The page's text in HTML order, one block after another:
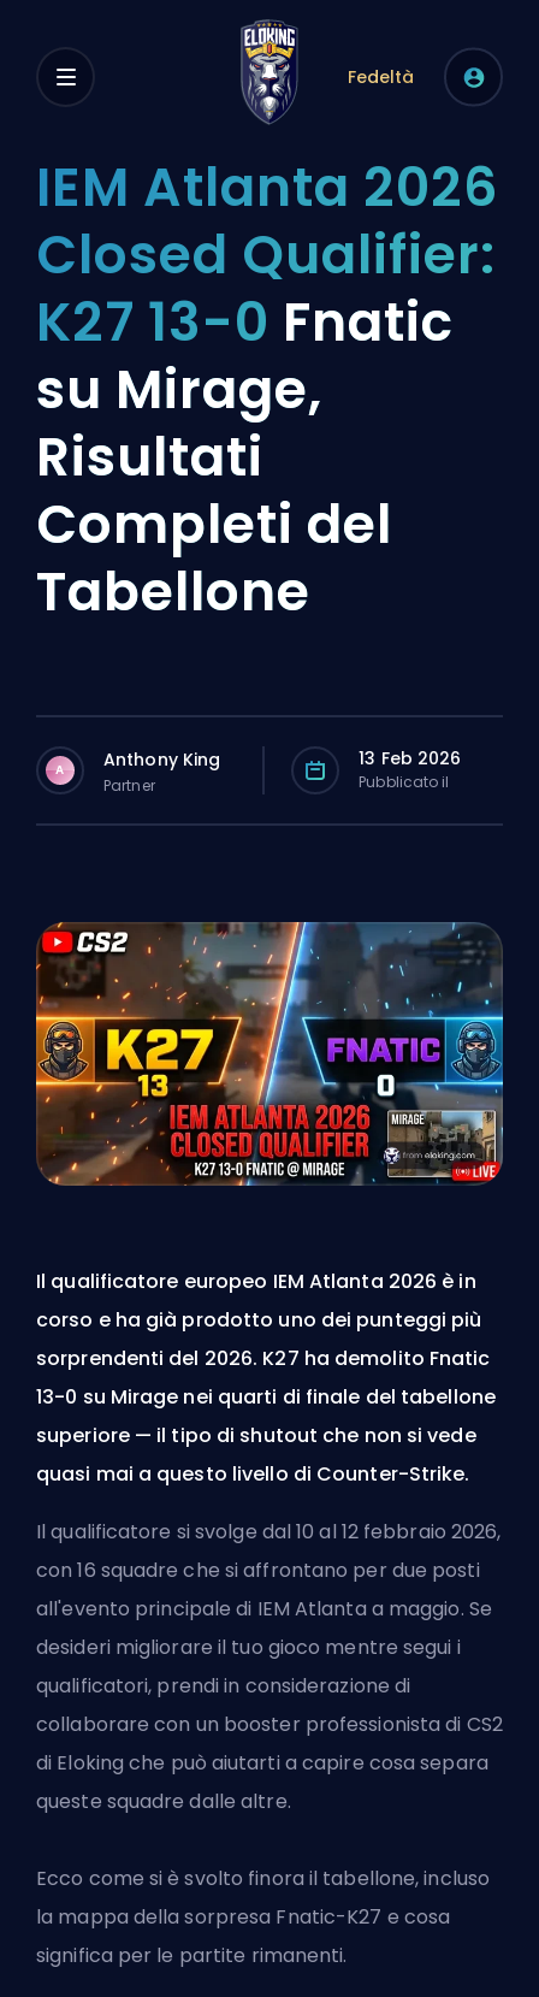
Fedeltà
IEM Atlanta 2026
Closed Qualifier:
K27 13-0 Fnatic
su Mirage,
Risultati
Completi del
Tabellone
A Anthony King
Partner
13 Feb 2026
Pubblicato il
Il qualificatore europeo IEM Atlanta 2026 è in
corso e ha già prodotto uno dei punteggi più
sorprendenti del 2026. K27 ha demolito Fnatic
13-0 su Mirage nei quarti di finale del tabellone
superiore — il tipo di shutout che non si vede
quasi mai a questo livello di Counter-Strike.
Il qualificatore si svolge dal 10 al 12 febbraio 2026,
con 16 squadre che si affrontano per due posti
all'evento principale di IEM Atlanta a maggio. Se
desideri migliorare il tuo gioco mentre segui i
qualificatori, prendi in considerazione di
collaborare con un booster professionista di CS2
di Eloking che può aiutarti a capire cosa separa
queste squadre dalle altre.
Ecco come si è svolto finora il tabellone, incluso
la mappa della sorpresa Fnatic-K27 e cosa
significa per le partite rimanenti.